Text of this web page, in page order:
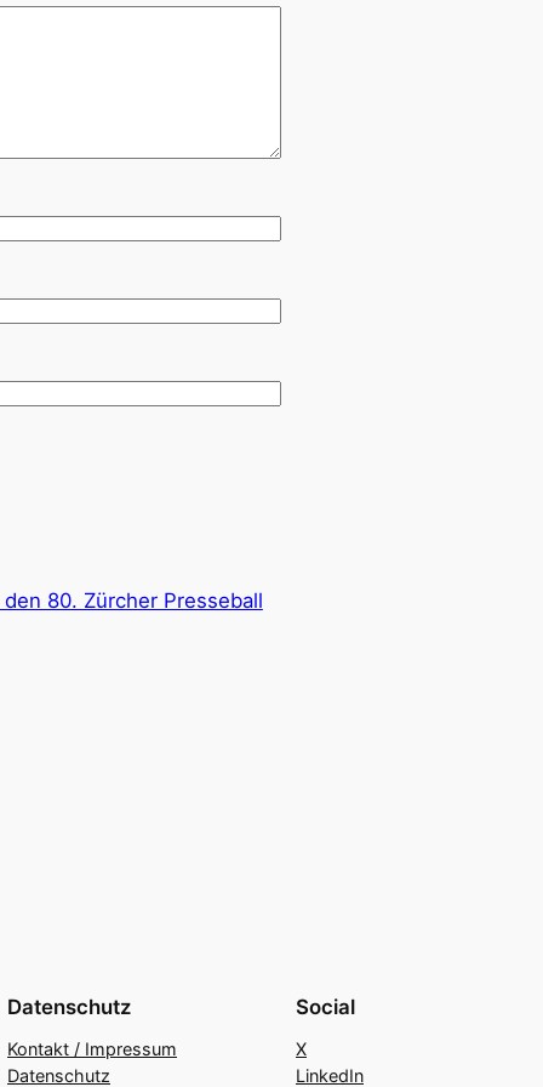
80. Zürcher Presseball
Datenschutz
Kontakt / Impressum
Datenschutz
Social
X
LinkedIn